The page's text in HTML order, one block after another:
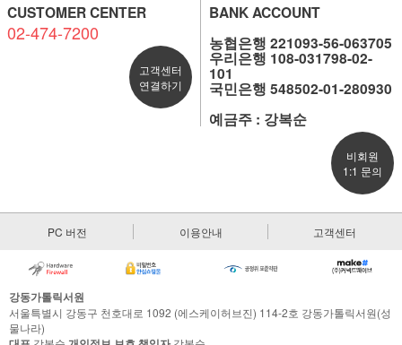
CUSTOMER CENTER
02-474-7200
고객센터
연결하기
BANK ACCOUNT
농협은행 221093-56-063705
우리은행 108-031798-02-
101
국민은행 548502-01-280930
예금주 : 강복순
비회원
1:1 문의
PC 버전 이용안내 고객센터
강동가톨릭서원
서울특별시 강동구 천호대로 1092 (에스케이허브진) 114-2호 강동가톨릭서원(성
물나라)